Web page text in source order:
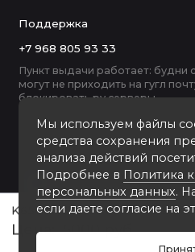
K6504-W пластиковая рамка А2
5000 руб
Мы используем файлы
средства сохранения
анализа действий
Подробнее в Политика
персональных данных.
если даете согласие на
Поддержка
+7 968 805 93 33
Пункт выдачи работает: будни
могут не приходить на гугл
блокировать ру серверы